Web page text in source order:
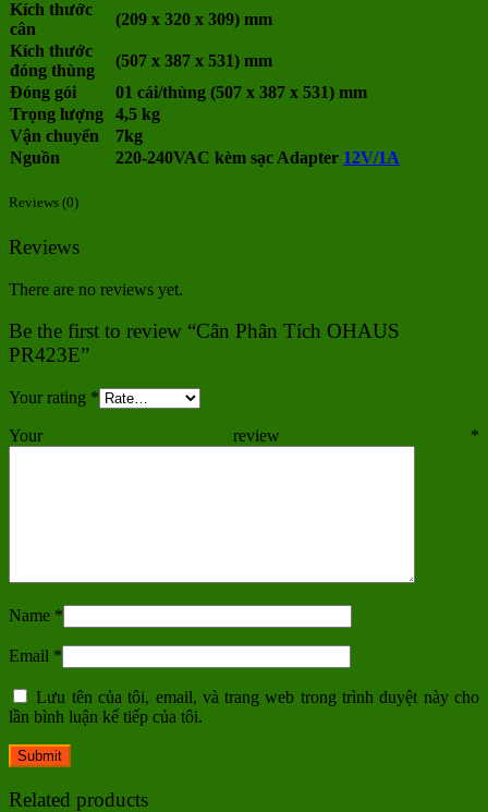
Kích thước
cân
(209 x 320 x 309) mm
Kích thước
đóng thùng
(507 x 387 x 531) mm
Đóng gói
01 cái/thùng (507 x 387 x 531) mm
Trọng lượng
4,5 kg
Vận chuyển
7kg
Nguồn
220-240VAC kèm sạc Adapter 12V/1A
Reviews (0)
Reviews
There are no reviews yet.
Be the first to review “Cân Phân Tích OHAUS
PR423E”
Your rating *
Your review *
Name *
Email *
Lưu tên của tôi, email, và trang web trong trình duyệt này cho
lần bình luận kế tiếp của tôi.
Related products